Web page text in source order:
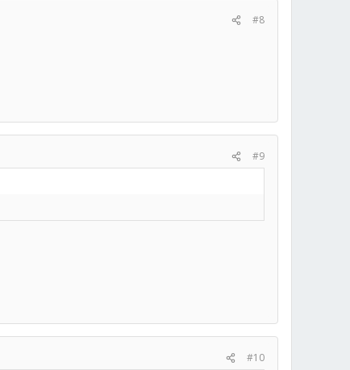
#8
#9
#10